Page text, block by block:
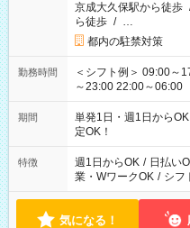
京成大久保駅から徒歩
ら徒歩 / …
都内の駐禁対策
勤務時間
＜シフト例＞ 09:00～
～23:00 22:00～06:00 など ※「昼間だけ」「夜
の希望OK
期間
単発1日・週1日から
定OK！
特徴 週1日からOK / 日払い
業・WワークOK / シフ
気になる！